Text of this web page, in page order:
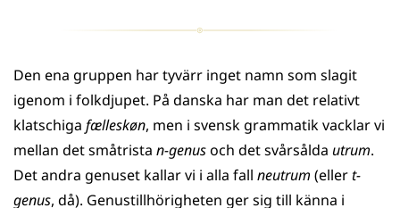
Den ena gruppen har tyvärr inget namn som slagit
igenom i folkdjupet. På danska har man det relativt
klatschiga fælleskøn, men i svensk grammatik vacklar vi
mellan det småtrista n-genusoch det svårsålda utrum.
Det andra genuset kallar vi i alla fall neutrum (ellert-
genus, då). Genustillhörigheten ger sig till känna i